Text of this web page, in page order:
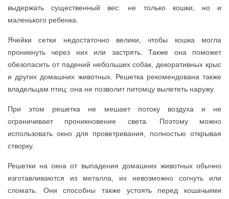
выдержать существенный вес: не только кошки, но и
маленького ребенка.
Ячейки сетки недостаточно велики, чтобы кошка могла
проникнуть через них или застрять. Также она поможет
обезопасить от падений небольших собак, декоративных крыс
и других домашних животных. Решетка рекомендована также
владельцам птиц: она не позволит питомцу вылететь наружу.
При этом решетка не мешает потоку воздуха и не
ограничивает проникновение света. Поэтому можно
использовать окно для проветривания, полностью открывая
створку.
Решетки на окна от выпадения домашних животных обычно
изготавливаются из металла, их невозможно согнуть или
сломать. Они способны также устоять перед кошачьими